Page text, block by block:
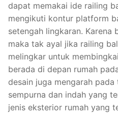
dapat memakai ide railing
mengikuti kontur platform
setengah lingkaran. Karena
maka tak ayal jika railing
melingkar untuk
berada di depan rumah
desain juga mengarah
sempurna dan indah yang
jenis eksterior rumah yang